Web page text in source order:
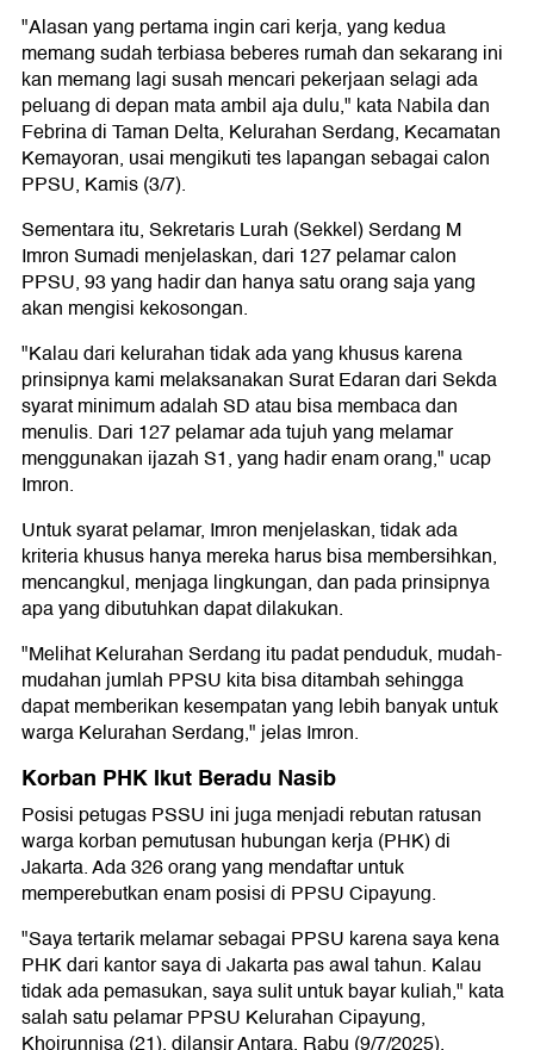
"Alasan yang pertama ingin cari kerja, yang kedua
memang sudah terbiasa beberes rumah dan sekarang ini
kan memang lagi susah mencari pekerjaan selagi ada
peluang di depan mata ambil aja dulu," kata Nabila dan
Febrina di Taman Delta, Kelurahan Serdang, Kecamatan
Kemayoran, usai mengikuti tes lapangan sebagai calon
PPSU, Kamis (3/7).
Sementara itu, Sekretaris Lurah (Sekkel) Serdang M
Imron Sumadi menjelaskan, dari 127 pelamar calon
PPSU, 93 yang hadir dan hanya satu orang saja yang
akan mengisi kekosongan.
"Kalau dari kelurahan tidak ada yang khusus karena
prinsipnya kami melaksanakan Surat Edaran dari Sekda
syarat minimum adalah SD atau bisa membaca dan
menulis. Dari 127 pelamar ada tujuh yang melamar
menggunakan ijazah S1, yang hadir enam orang," ucap
Imron.
Untuk syarat pelamar, Imron menjelaskan, tidak ada
kriteria khusus hanya mereka harus bisa membersihkan,
mencangkul, menjaga lingkungan, dan pada prinsipnya
apa yang dibutuhkan dapat dilakukan.
"Melihat Kelurahan Serdang itu padat penduduk, mudah-
mudahan jumlah PPSU kita bisa ditambah sehingga
dapat memberikan kesempatan yang lebih banyak untuk
warga Kelurahan Serdang," jelas Imron.
Korban PHK Ikut Beradu Nasib
Posisi petugas PSSU ini juga menjadi rebutan ratusan
warga korban pemutusan hubungan kerja (PHK) di
Jakarta. Ada 326 orang yang mendaftar untuk
memperebutkan enam posisi di PPSU Cipayung.
"Saya tertarik melamar sebagai PPSU karena saya kena
PHK dari kantor saya di Jakarta pas awal tahun. Kalau
tidak ada pemasukan, saya sulit untuk bayar kuliah," kata
salah satu pelamar PPSU Kelurahan Cipayung,